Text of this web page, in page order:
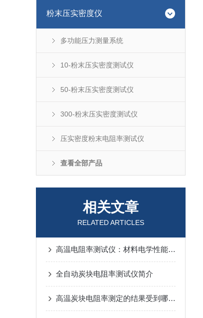
粉末压实密度仪
多功能压力测量系统
10-粉末压实密度测试仪
50-粉末压实密度测试仪
300-粉末压实密度测试仪
压实密度粉末电阻率测试仪
查看全部产品
相关文章
RELATED ARTICLES
高温电阻率测试仪：材料电学性能检测的核心装备
全自动炭块电阻率测试仪简介
高温炭块电阻率测定的结果受到哪些因素影响